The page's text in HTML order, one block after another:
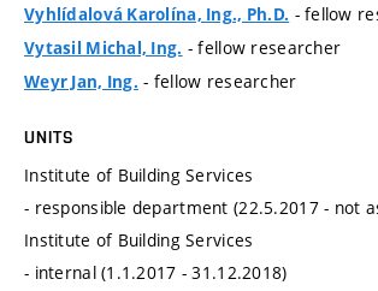
Vyhlídalová Karolína, Ing., Ph.D. - fellow
Vytasil Michal, Ing. - fellow researcher
Weyr Jan, Ing. - fellow researcher
UNITS
Institute of Building Services
- responsible department (22.5.2017 - not
Institute of Building Services
- internal (1.1.2017 - 31.12.2018)